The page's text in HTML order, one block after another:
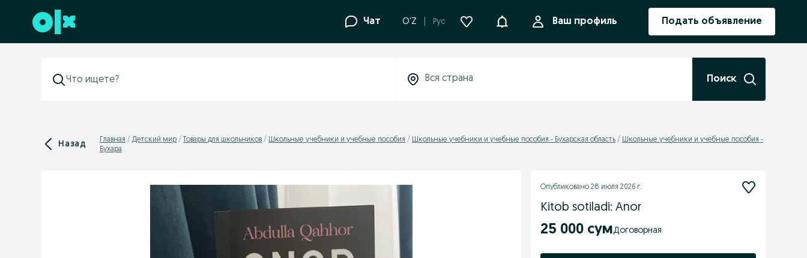
Перейти к нижнему колонтитулу Чат O'Z Рус УведомленияВаш профиль Подать объявление
Поиск
Назад Главная Детский мир Товары для школьников Школьные учебники и учебные пособия Школьные учебники и учебные пособия - Бухарская область
Школьные учебники и учебные пособия -
Бухара
Опубликовано 28 июля 2026 г.
Kitob sotiladi: Anor
25 000 сум Договорная